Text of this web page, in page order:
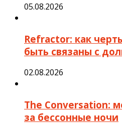
05.08.2026
Refractor: как
быть связаны с
02.08.2026
The Conversation:
за бессонные ночи